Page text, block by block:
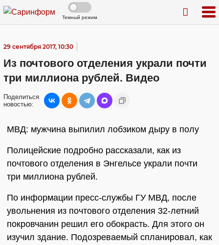
Темный режим
29 сентября 2017, 10:30
Из почтового отделения украли почти
три миллиона рублей. Видео
Поделиться
новостью:
МВД: мужчина выпилил лобзиком дыру в полу
Полицейские подробно рассказали, как из
почтового отделения в Энгельсе украли почти
три миллиона рублей.
По информации пресс-службы ГУ МВД, после
увольнения из почтового отделения 32-летний
покровчанин решил его обокрасть. Для этого он
изучил здание. Подозреваемый спланировал, как